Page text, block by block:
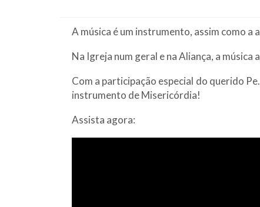
A música é um instrumento, assim como a
Na Igreja num geral e na Aliança, a música
Com a participação especial do querido
instrumento de Misericórdia!
Assista agora: